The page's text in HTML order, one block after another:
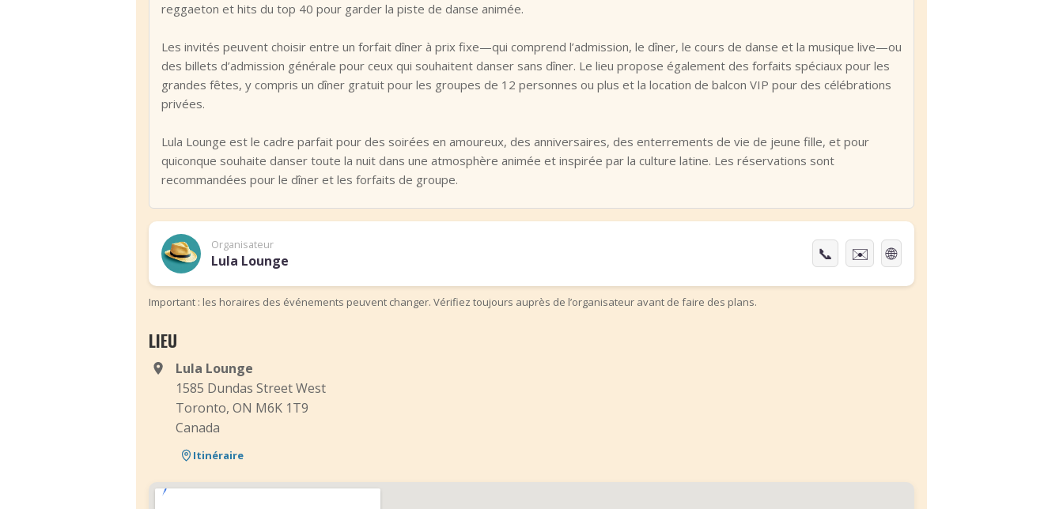
reggaeton et hits du top 40 pour garder la piste de danse animée.
Les invités peuvent choisir entre un forfait dîner à prix fixe—qui comprend l’admission, le dîner, le cours de danse et la musique live—ou
des billets d’admission générale pour ceux qui souhaitent danser sans dîner. Le lieu propose également des forfaits spéciaux pour les
grandes fêtes, y compris un dîner gratuit pour les groupes de 12 personnes ou plus et la location de balcon VIP pour des célébrations
privées.
Lula Lounge est le cadre parfait pour des soirées en amoureux, des anniversaires, des enterrements de vie de jeune fille, et pour
quiconque souhaite danser toute la nuit dans une atmosphère animée et inspirée par la culture latine. Les réservations sont
recommandées pour le dîner et les forfaits de groupe.
Organisateur
Lula Lounge 📞 ✉️ 🌐
Important : les horaires des événements peuvent changer. Vérifiez toujours auprès de l’organisateur avant de faire des plans.
LIEU
Lula Lounge
1585 Dundas Street West
Toronto, ON M6K 1T9
Canada
Itinéraire